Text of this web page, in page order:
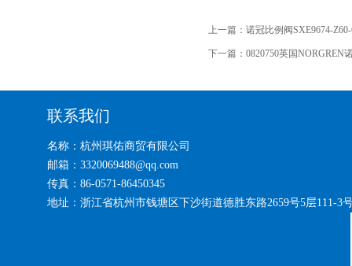
上一篇： 诺冠比例阀SXE9674-Z60-
下一篇： 0820750英国NORGREN
联系我们
名称：杭州琪佑商贸有限公司
邮箱：3320069488@qq.com
传真：86-0571-86450345
地址：浙江省杭州市钱塘区下沙街道德胜东路2659号5层111-3